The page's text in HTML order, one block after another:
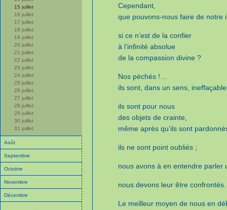
15 juillet
16 juillet
17 juillet
18 juillet
19 juillet
20 juillet
21 juillet
22 juillet
23 juillet
24 juillet
25 juillet
26 juillet
27 juillet
28 juillet
29 juillet
30 juillet
31 juillet
Août
Septembre
Octobre
Novembre
Décembre
Cependant,
que pouvons-nous faire de notre
si ce n’est de la confier
à l’infinité absolue
de la compassion divine ?
Nos péchés !…
ils sont, dans un sens,
ils sont pour nous
des objets de crainte,
même après qu’ils sont
ils ne sont point oubliés ;
nous avons à en entendre parler
nous devons leur être confrontés.
Le meilleur moyen de nous en